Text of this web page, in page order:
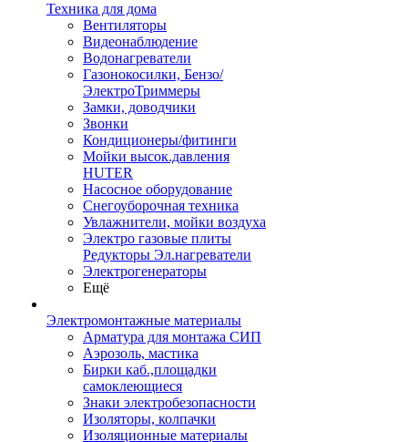
Техника для дома
Вентиляторы
Видеонаблюдение
Водонагреватели
Газонокосилки, Бензо/
ЭлектроТриммеры
Замки, доводчики
Звонки
Кондиционеры/фитинги
Мойки высок.давления
HUTER
Насосное оборудование
Снегоуборочная техника
Увлажнители, мойки воздуха
Электро газовые плиты
Редукторы Эл.нагреватели
Электрогенераторы
Ещё
Электромонтажные материалы
Арматура для монтажа СИП
Аэрозоль, мастика
Бирки каб.,площадки
самоклеющиеся
Знаки электробезопасности
Изоляторы, колпачки
Изоляционные материалы